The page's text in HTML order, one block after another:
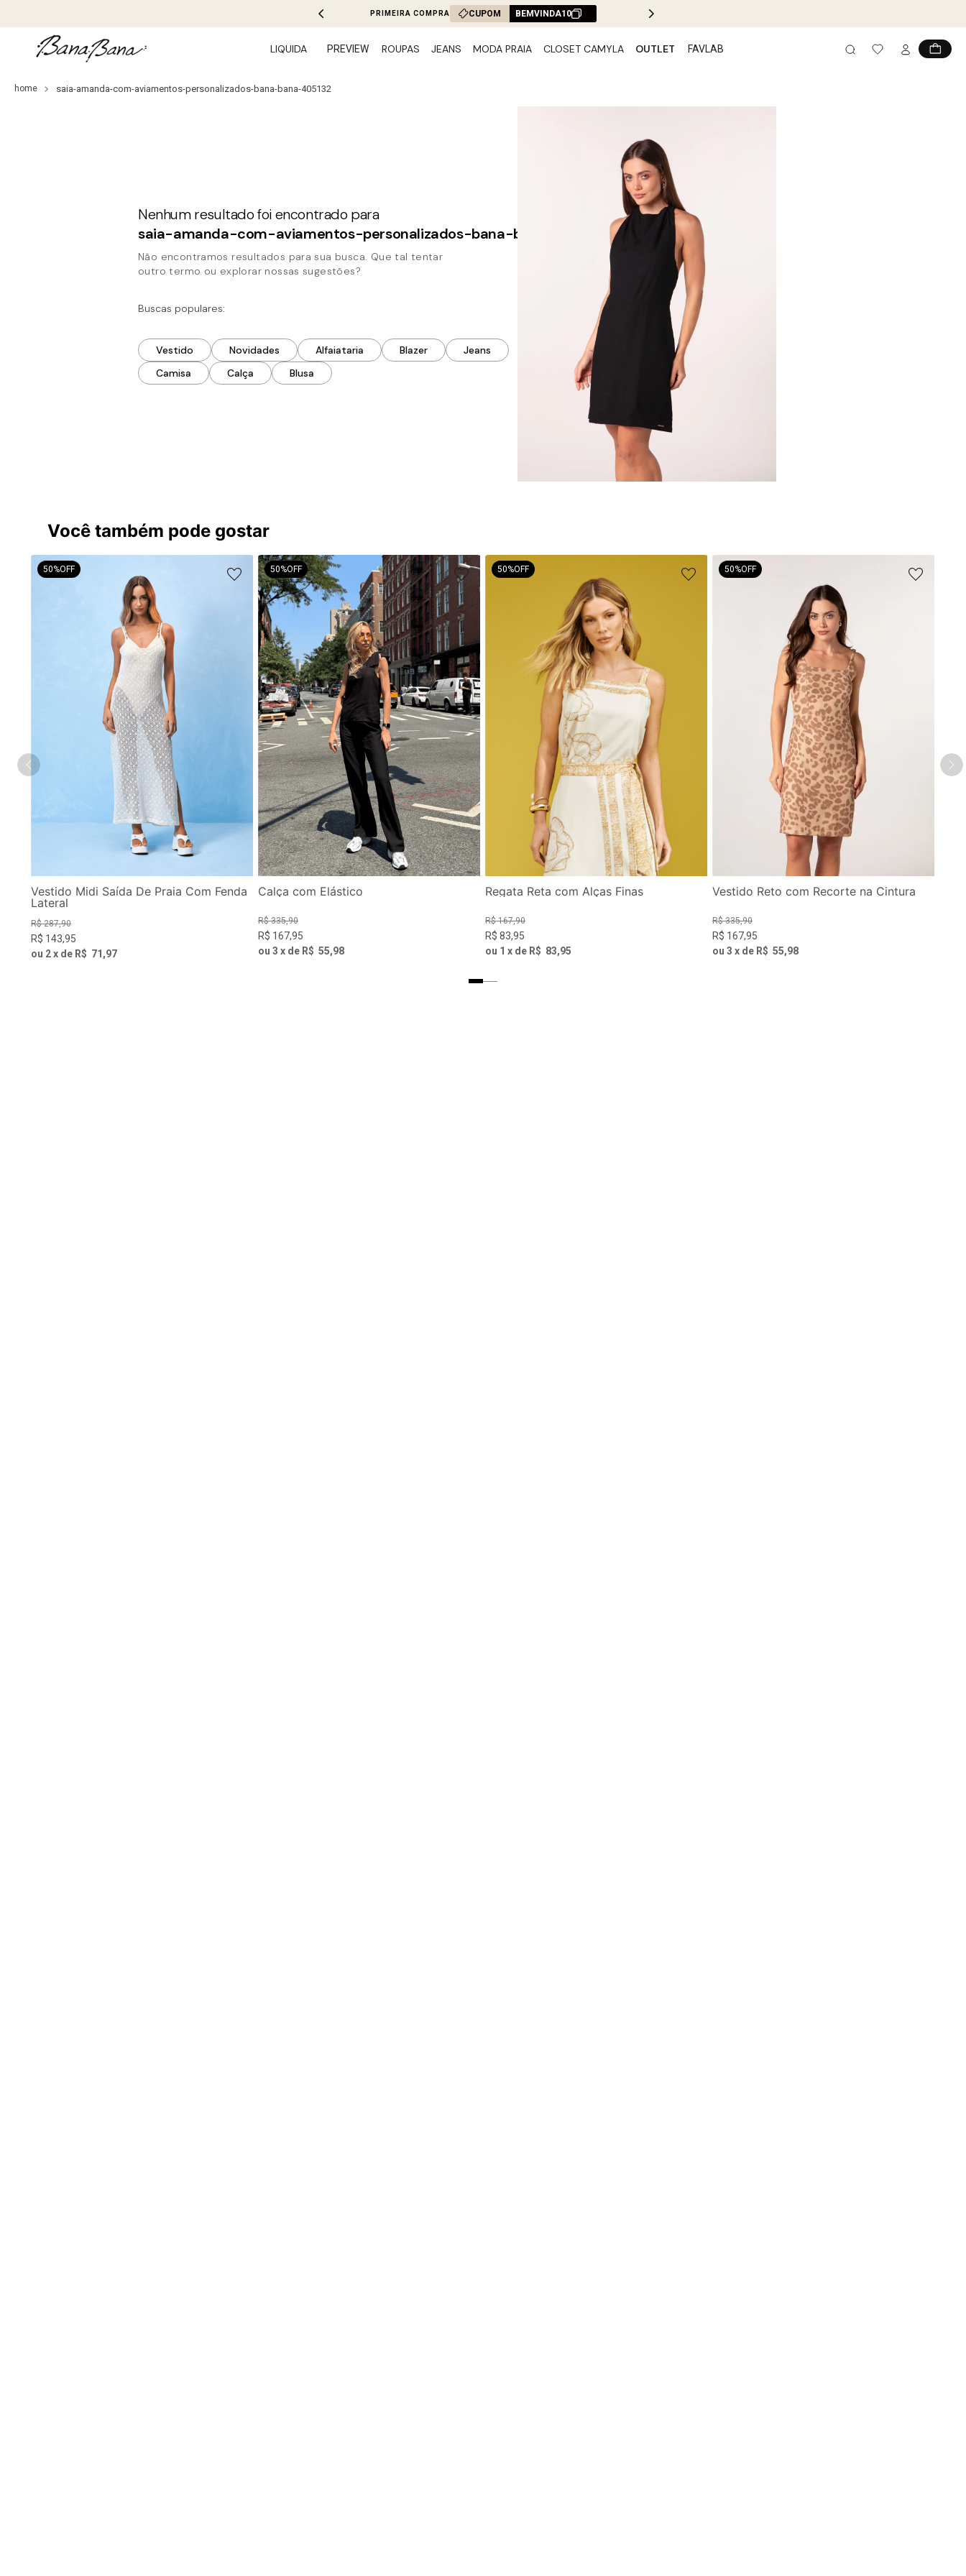
CUPOM BEMVINDA10
FRETE GRÁTIS EM COMPRAS ACIMA DE
LIQUIDA PREVIEW ROUPAS JEANS MODA PRAIA CLOSET CAMYLA OUTLET FAVLAB
saia-amanda-com-aviamentos-personalizados-bana-bana-405132
saia-amanda-com-aviamentos-personalizados-bana-bana-405132
Não encontramos resultados para sua busca. Que tal tentar
outro termo ou explorar nossas sugestões?
Buscas populares:
Vestido Novidades Alfaiataria Blazer
Jeans
Camisa
Calça Blusa
Você também pode gostar
50%OFF
Vestido Midi Saída De Praia Com Fenda
Lateral
R$ 287,90
R$ 143,95
ou 2x de R$ 71 ,97
50%OFF
Calça com Elástico
R$ 335,90
R$ 167,95
ou 3 x de R$ 55,98
50%OFF
Regata Reta com Alças Finas
R$ 167,90
R$ 83,95
ou 1 x de R$ 83,95
50%OFF
Vestido Reto com Recorte na Cintura
R$ 335,90
R$ 167,95
ou 3 x de R$ 55,98